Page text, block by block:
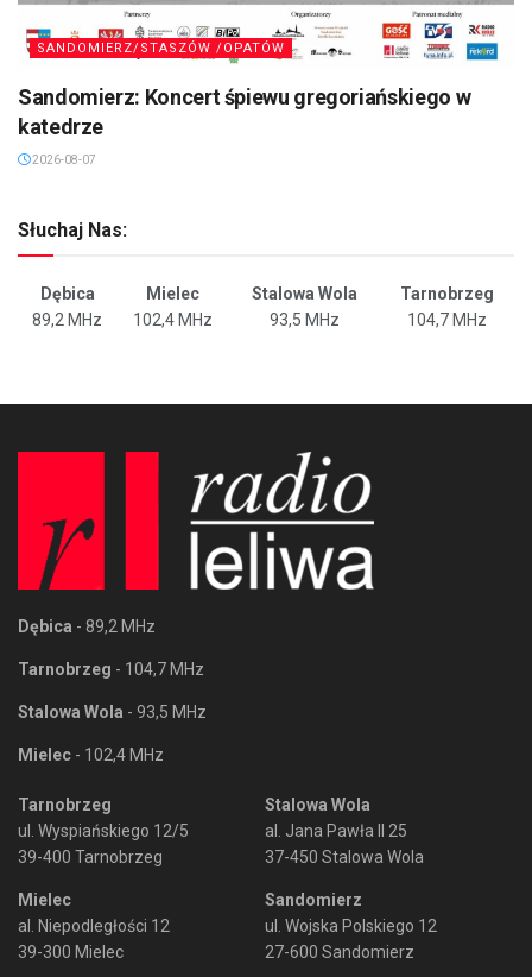
SANDOMIERZ/STASZÓW /OPATÓW
Sandomierz: Koncert śpiewu gregoriańskiego w
katedrze
2026-08-07
Słuchaj Nas:
Dębica Mielec Stalowa Wola
Tarnobrzeg
89,2 MHz
102,4 MHz 93,5 MHz 104,7 MHz
Dębica - 89,2 MHz
Tarnobrzeg - 104,7 MHz
Stalowa Wola - 93,5 MHz
Mielec - 102,4 MHz
Tarnobrzeg
ul. Wyspiańskiego 12/5
39-400 Tarnobrzeg
Mielec
al. Niepodległości 12
39-300 Mielec
Stalowa Wola
al. Jana Pawła II 25
37-450 Stalowa Wola
Sandomierz
ul. Wojska Polskiego 12
27-600 Sandomierz